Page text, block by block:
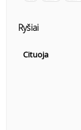
Ryšiai
Cituoja